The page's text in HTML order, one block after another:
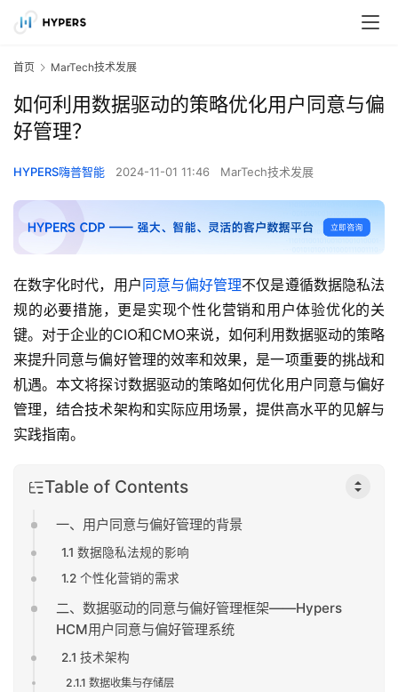
首页 MarTech技术发展
如何利用数据驱动的策略优化用户同意与偏
好管理？
HYPERS嗨普智能 2024-11-01 11:46 MarTech技术发展
在数字化时代，用户 同意与偏好管理不仅是遵循数据隐私法
规的必要措施，更是实现个性化营销和用户体验优化的关
键。对于企业的CIO和CMO来说，如何利用数据驱动的策略
来提升同意与偏好管理的效率和效果，是一项重要的挑战和
机遇。本文将探讨数据驱动的策略如何优化用户同意与偏好
管理，结合技术架构和实际应用场景，提供高水平的见解与
实践指南。
Table of Contents
一、用户同意与偏好管理的背景
1.1 数据隐私法规的影响
1.2 个性化营销的需求
二、数据驱动的同意与偏好管理框架——Hypers
HCM用户同意与偏好管理系统
2.1 技术架构
2.1.1 数据收集与存储层